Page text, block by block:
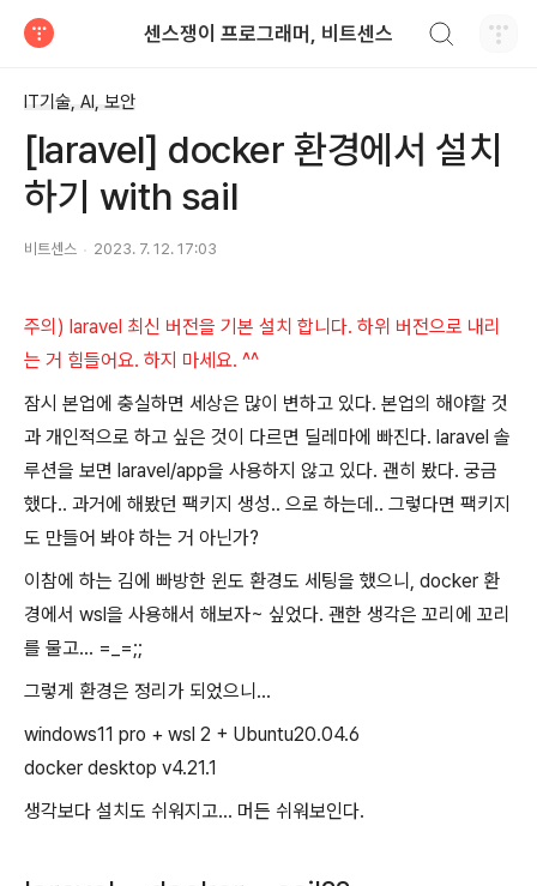
센스쟁이 프로그래머, 비트센스
IT기술, AI, 보안
[laravel] docker 환경에서 설치
하기 with sail
비트센스 2023. 7. 12. 17:03
주의) laravel 최신 버전을 기본 설치 합니다. 하위 버전으로 내리
는 거 힘들어요. 하지 마세요. ^^
잠시 본업에 충실하면 세상은 많이 변하고 있다. 본업의 해야할 것
과 개인적으로 하고 싶은 것이 다르면 딜레마에 빠진다. laravel 솔
루션을 보면 laravel/app을 사용하지 않고 있다. 괜히 봤다. 궁금
했다.. 과거에 해봤던 팩키지 생성.. 으로 하는데.. 그렇다면 팩키지
도 만들어 봐야 하는 거 아닌가?
이참에 하는 김에 빠방한 윈도 환경도 세팅을 했으니, docker 환
경에서 wsl을 사용해서 해보자~ 싶었다. 괜한 생각은 꼬리에 꼬리
를 물고... =_=;;
그렇게 환경은 정리가 되었으니...
windows11 pro + wsl 2 + Ubuntu20.04.6
docker desktop v4.21.1
생각보다 설치도 쉬워지고... 머든 쉬워보인다.